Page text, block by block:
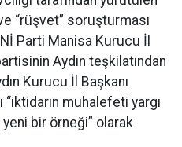
“rüşvet” soruşturması
Parti Manisa Kurucu İl
Aydın teşkilatından
Kurucu İl Başkanı
muhalefeti yargı
yeni bir örneği” olarak